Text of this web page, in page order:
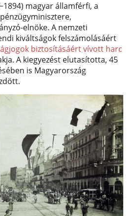
magyar államférfi, a
elnöke. A nemzeti
kiváltságok felszámolásáért
biztosításáért vívott harc
A kiegyezést elutasította, 45
is Magyarország